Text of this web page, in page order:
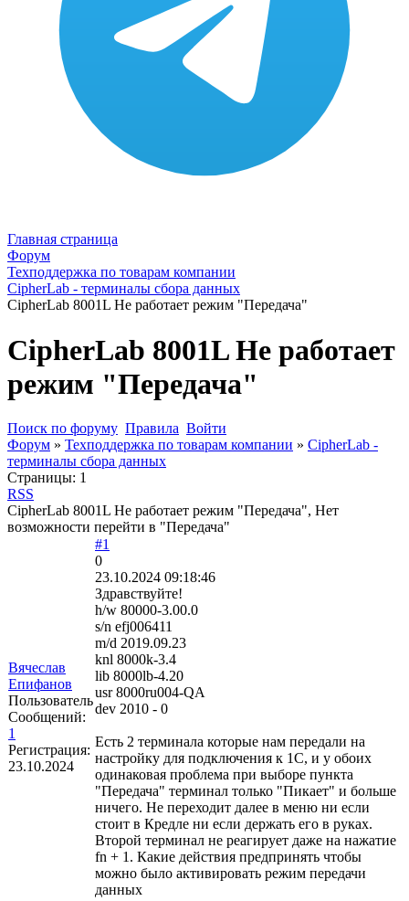
Главная страница
Форум
Техподдержка по товарам компании
CipherLab - терминалы сбора данных
CipherLab 8001L Не работает режим "Передача"
CipherLab 8001L Не работает
режим "Передача"
Поиск по форуму Правила Войти
Форум » Техподдержка по товарам компании » CipherLab -
терминалы сбора данных
Страницы: 1
RSS
CipherLab 8001L Не работает режим "Передача", Нет
возможности перейти в "Передача"
Вячеслав
Епифанов
Пользователь
Сообщений:
1
Регистрация:
23.10.2024
#1
0
23.10.2024 09:18:46
Здравствуйте!
h/w 80000-3.00.0
s/n efj006411
m/d 2019.09.23
knl 8000k-3.4
lib 8000lb-4.20
usr 8000ru004-QA
dev 2010 - 0
Есть 2 терминала которые нам передали на
настройку для подключения к 1С, и у обоих
одинаковая проблема при выборе пункта
"Передача" терминал только "Пикает" и больше
ничего. Не переходит далее в меню ни если
стоит в Кредле ни если держать его в руках.
Второй терминал не реагирует даже на нажатие
fn + 1. Какие действия предпринять чтобы
можно было активировать режим передачи
данных